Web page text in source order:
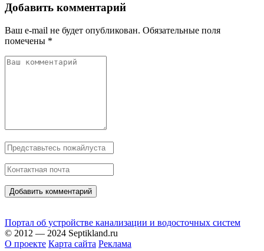
Добавить комментарий
Ваш e-mail не будет опубликован. Обязательные поля
помечены *
Портал об устройстве канализации и водосточных систем
© 2012 — 2024 Septikland.ru
О проекте Карта сайта Реклама